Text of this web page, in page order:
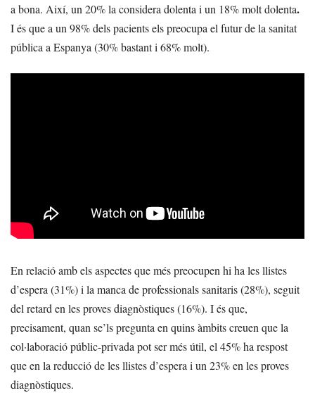
a bona. Així, un 20% la considera dolenta i un 18% molt dolenta.
I és que a un 98% dels pacients els preocupa el futur de la sanitat
pública a Espanya (30% bastant i 68% molt).
En relació amb els aspectes que més preocupen hi ha les llistes
d’espera (31%) i la manca de professionals sanitaris (28%), seguit
del retard en les proves diagnòstiques (16%). I és que,
precisament, quan se’ls pregunta en quins àmbits creuen que la
col·laboració públic-privada pot ser més útil, el 45% ha respost
que en la reducció de les llistes d’espera i un 23% en les proves
diagnòstiques.